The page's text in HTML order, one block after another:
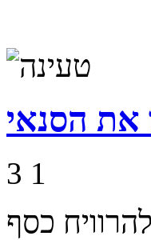
את הסנאי
3 1
כסף